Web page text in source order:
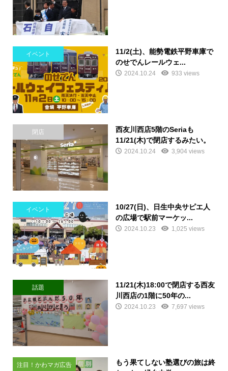
イベント
11/2(土)、能勢電鉄平野車庫で
のせでんレールウェ...
2024.10.24 933 views
閉店
西友川西店5階のSeriaも
11/21(木)で閉店するみたい。
2024.10.24 3,904 views
イベント
10/27(日)、日生中央サピエ人
の広場で駅前マーケッ...
2024.10.23 1,025 views
話題
11/21(木)18:00で閉店する西友
川西店の1階に50年の...
2024.10.23 7,697 views
注目！かわマガ広告
もう果てしない塾選びの旅は終